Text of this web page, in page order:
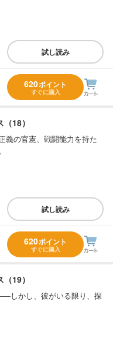
試し読み
620ポイント
すぐに購入
18）
義の官憲、戦闘能力を持た
試し読み
620ポイント
すぐに購入
19）
しかし、彼がいる限り、探